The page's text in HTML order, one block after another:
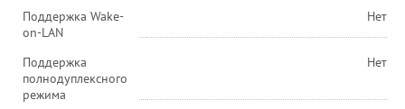
Поддержка Wake-
on-LAN
Нет
Поддержка
полнодуплексного
режима
Нет